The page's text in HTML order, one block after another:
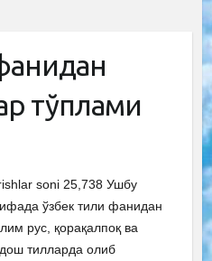
тўплами
soni 25,738 Ушбу
ўзбек тили фанидан
рус, қорақалпоқ ва
тилларда олиб